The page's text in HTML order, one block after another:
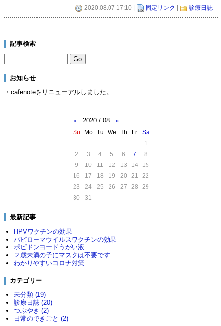
2020.08.07 17:10 | 固定リンク 診療日誌
記事検索
お知らせ
・cafenoteをリニューアルしました。
« 2020 / 08 »
Su Mo Tu We Th Fr
Sa
1
2
3 4 5 6 7
8
9
10 11 12 13 14
15
16
17 18 19 20 21
22
23
24 25 26 27 28
29
30
31
最新記事
HPVワクチンの効果
パピローマウイルスワクチンの効果
ポピドンヨードうがい液
２歳未満の子にマスクは不要です
わかりやすいコロナ対策
カテゴリー
未分類 (19)
診療日誌 (20)
つぶやき (2)
日常のできごと (2)